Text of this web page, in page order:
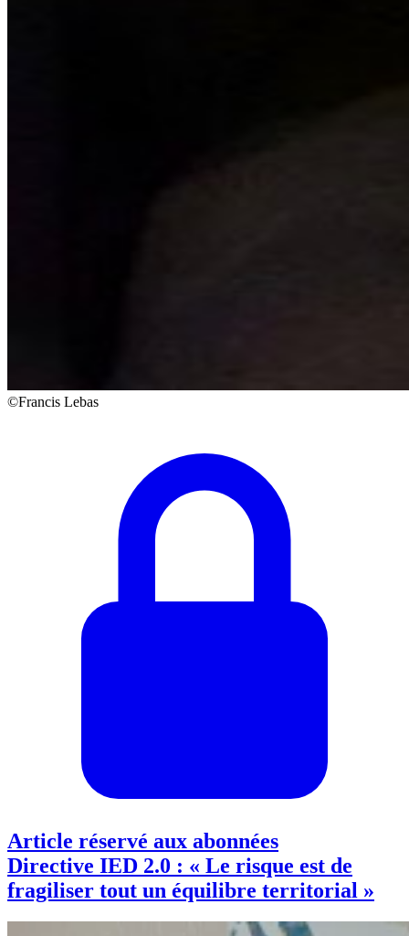
©Francis Lebas
Article réservé aux abonnées
Directive IED 2.0 : « Le risque est de
fragiliser tout un équilibre territorial »